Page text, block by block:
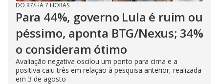
DO R7/HÁ 7 HORAS
Para 44%, governo Lula é ruim ou
péssimo, aponta BTG/Nexus; 34%
o consideram ótimo
Avaliação negativa oscilou um ponto para cima e a
positiva caiu três em relação à pesquisa anterior, realizada
em 3 de agosto